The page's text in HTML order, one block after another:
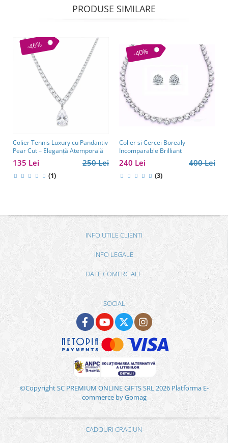
PRODUSE SIMILARE
-46%
Colier Tennis Luxury cu Pandantiv
Pear Cut – Eleganță Atemporală
250 Lei
135 Lei
(1)
-40%
Colier si Cercei Borealy
Incomparable Brilliant
400 Lei
240 Lei
(3)
INFO UTILE CLIENTI
INFO LEGALE
DATE COMERCIALE
SOCIAL
©Copyright SC PREMIUM ONLINE GIFTS SRL 2026 Platforma E-
commerce by Gomag
CADOURI CRACIUN